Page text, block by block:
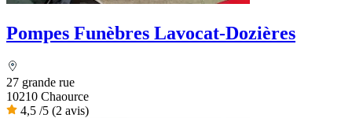
Pompes Funèbres Lavocat-Dozières
27 grande rue
10210 Chaource
4,5 /5 (2 avis)